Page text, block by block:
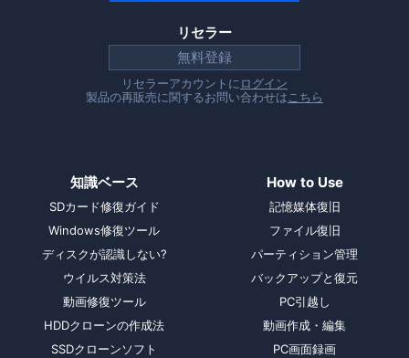
リセラー
無料登録
リセラーアカウントに ログイン
製品の再販売に関するお問い合わせは こちら
知識ベース
SDカード修復ガイド
Windows修復ツール
ディスクが認識しない?
ウイルス対策法
動画修復ツール
HDDクローンの作成法
SSDクローンソフト
How to Use
記憶媒体復旧
ファイル復旧
パーティション管理
バックアップと復元
PC引越し
動画作成・編集
PC画面録画